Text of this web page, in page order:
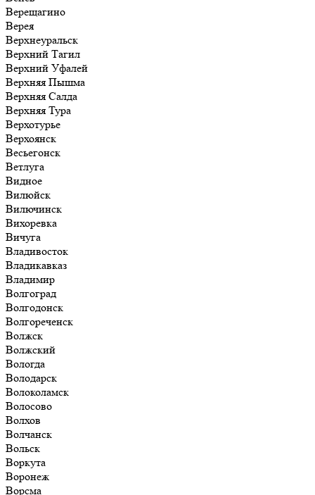
Верещагино
Верея
Верхнеуральск
Верхний Тагил
Верхний Уфалей
Верхняя Пышма
Верхняя Салда
Верхняя Тура
Верхотурье
Верхоянск
Весьегонск
Ветлуга
Видное
Вилюйск
Вилючинск
Вихоревка
Вичуга
Владивосток
Владикавказ
Владимир
Волгоград
Волгодонск
Волгореченск
Волжск
Волжский
Вологда
Володарск
Волоколамск
Волосово
Волхов
Волчанск
Вольск
Воркута
Воронеж
Ворсма